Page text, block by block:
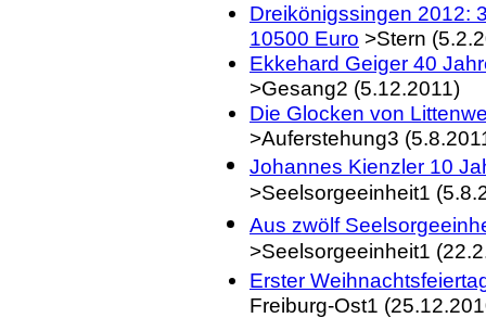
Dreikönigssingen 2012:
10500 Euro >Stern
Ekkehard Geiger 40
>Gesang2 (5.12.2011)
Die Glocken von
>Auferstehung3
Johannes Kienzler 10
>Seelsorgeeinheit1
Aus zwölf
>Seelsorgeeinheit1
Erster
Freiburg-Ost1